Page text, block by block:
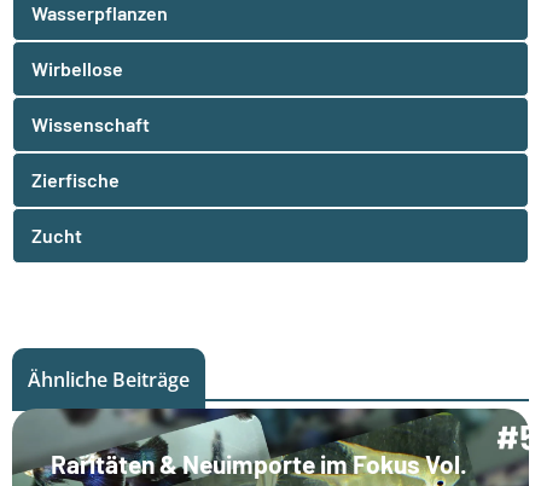
Wasserpflanzen
Wirbellose
Wissenschaft
Zierfische
Zucht
Ähnliche Beiträge
Raritäten & Neuimporte im Fokus Vol.